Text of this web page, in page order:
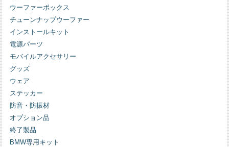
ウーファーボックス
チューンナップウーファー
インストールキット
電源パーツ
モバイルアクセサリー
グッズ
ウェア
ステッカー
防音・防振材
オプション品
終了製品
BMW専用キット